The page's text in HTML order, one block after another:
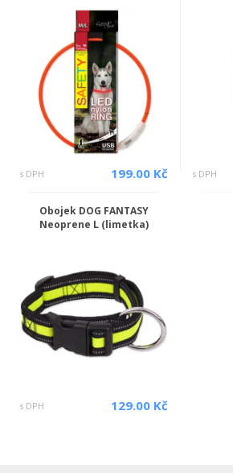
s DPH 199.00 Kč s DPH
Obojek DOG FANTASY
Neoprene L (limetka)
s DPH 129.00 Kč